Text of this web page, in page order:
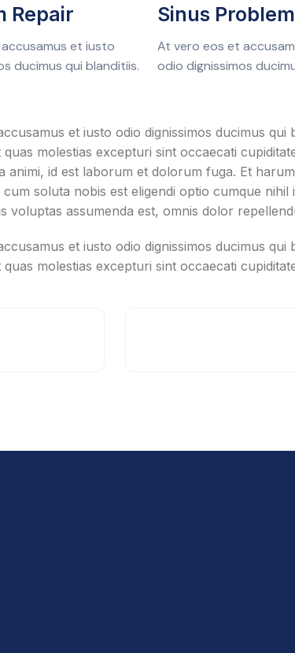
Repair
et iusto
ducimus qui blanditiis.
Sinus
At vero eos et
odio dignissimos
et iusto odio dignissimos ducimus
molestias excepturi sint occaecati
animi, id est laborum et dolorum fuga. Et
soluta nobis est eligendi optio cumque
voluptas assumenda est, omnis dolor
et iusto odio dignissimos ducimus
molestias excepturi sint occaecati